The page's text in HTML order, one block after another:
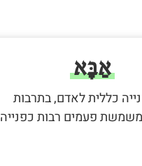
אַבָּא
כללית לאדם, בתרבות
פעמים רבות כפנייה